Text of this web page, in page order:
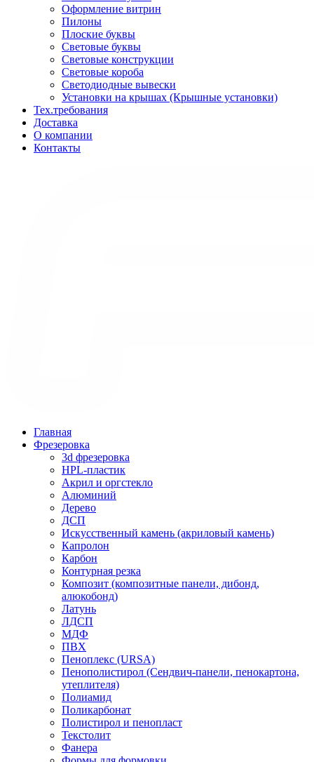
Оформление витрин
Пилоны
Плоские буквы
Световые буквы
Световые конструкции
Световые короба
Светодиодные вывески
Установки на крышах (Крышные установки)
Тех.требования
Доставка
О компании
Контакты
Главная
Фрезеровка
3d фрезеровка
HPL-пластик
Акрил и оргстекло
Алюминий
Дерево
ДСП
Искусственный камень (акриловый камень)
Капролон
Карбон
Контурная резка
Композит (композитные панели, дибонд,
алюкобонд)
Латунь
ЛДСП
МДФ
ПВХ
Пеноплекс (URSA)
Пенополистирол (Сендвич-панели, пенокартона,
утеплителя)
Полиамид
Поликарбонат
Полистирол и пенопласт
Текстолит
Фанера